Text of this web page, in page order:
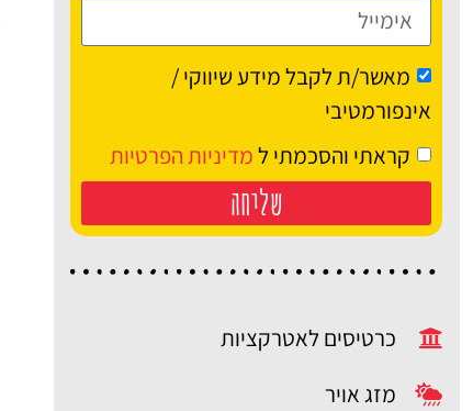
מאשר/ת לקבל מידע שיווקי /
אינפורמטיבי
קראתי והסכמתי למדיניות הפרטיות
שליחה
כרטיסים לאטרקציות
מזג אויר